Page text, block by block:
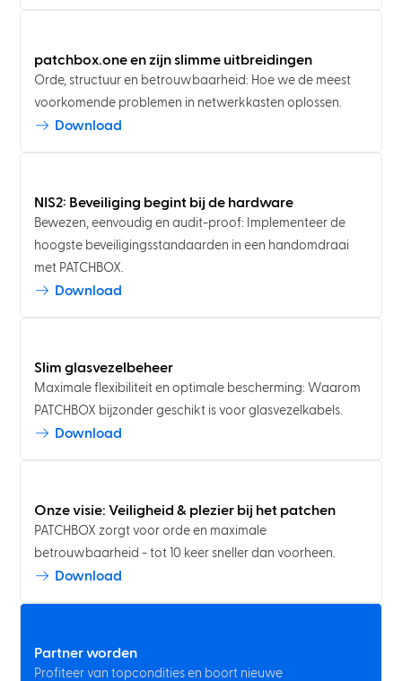
patchbox.one en zijn slimme uitbreidingen
Orde, structuur en betrouwbaarheid: Hoe we de meest
voorkomende problemen in netwerkkasten oplossen.
Download
NIS2: Beveiliging begint bij de hardware
Bewezen, eenvoudig en audit-proof: Implementeer de
hoogste beveiligingsstandaarden in een handomdraai
met PATCHBOX.
Download
Slim glasvezelbeheer
Maximale flexibiliteit en optimale bescherming: Waarom
PATCHBOX bijzonder geschikt is voor glasvezelkabels.
Download
Onze visie: Veiligheid & plezier bij het patchen
PATCHBOX zorgt voor orde en maximale
betrouwbaarheid - tot 10 keer sneller dan voorheen.
Download
Partner worden
Profiteer van topcondities en boort nieuwe